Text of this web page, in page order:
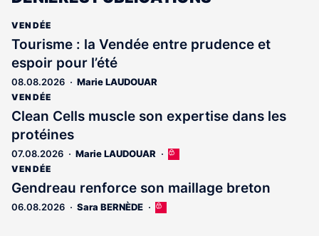
VENDÉE
Tourisme : la Vendée entre prudence et
espoir pour l’été
08.08.2026 Marie LAUDOUAR
VENDÉE
Clean Cells muscle son expertise dans les
protéines
07.08.2026 Marie LAUDOUAR
Cet
réservé
VENDÉE
Gendreau renforce son maillage breton
06.08.2026 Sara BERNÈDE
Cet